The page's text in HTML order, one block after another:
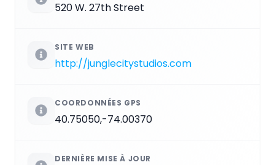
520 W. 27th Street
SITE WEB
http://junglecitystudios.com
COORDONNÉES GPS
40.75050,-74.00370
DERNIÈRE MISE À JOUR